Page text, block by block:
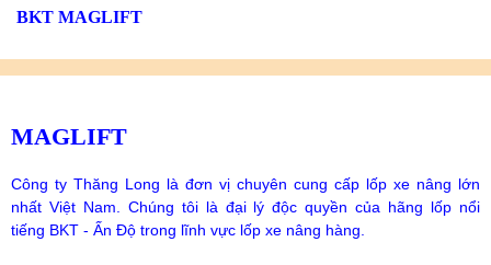
BKT MAGLIFT
MAGLIFT
Công ty Thăng Long là đơn vị chuyên cung cấp lốp xe nâng lớn
nhất Việt Nam. Chúng tôi là đại lý độc quyền của hãng lốp nổi
tiếng BKT - Ấn Độ trong lĩnh vực lốp xe nâng hàng.